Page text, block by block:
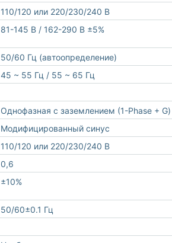
110/120 или 220/230/240 В
81-145 В / 162-290 В ±5%
50/60 Гц (автоопределение)
45 ~ 55 Гц / 55 ~ 65 Гц
Однофазная с заземлением (1-Phase + G)
Модифицированный синус
110/120 или 220/230/240 В
0,6
±10%
50/60±0.1 Гц